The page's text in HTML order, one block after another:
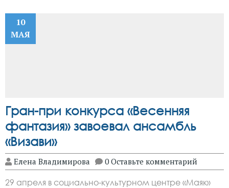
10
МАЯ
Гран-при конкурса «Весенняя
фантазия» завоевал ансамбль
«Визави»
Елена Владимирова 0 Оставьте комментарий
29 апреля в социально-культурном центре «Маяк»